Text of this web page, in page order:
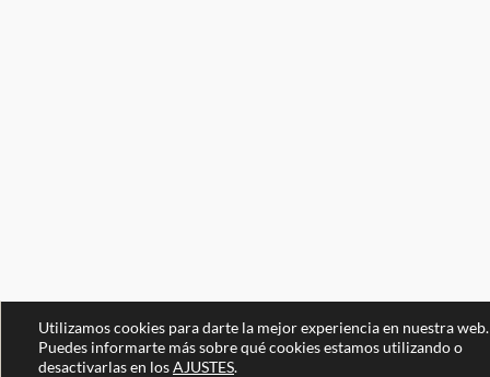
Utilizamos cookies para darte la mejor experiencia en nuestra web.
Puedes informarte más sobre qué cookies estamos utilizando o
desactivarlas en losAJUSTES.